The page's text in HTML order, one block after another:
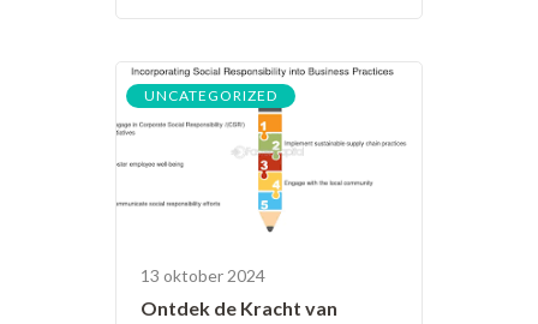
UNCATEGORIZED
13 oktober 2024
Ontdek de Kracht van